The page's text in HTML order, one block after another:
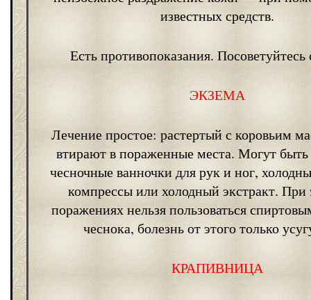
известных средств.
Есть противопоказания.
ЭКЗЕМА
Лечение простое: растертый с коровьим
втирают в пораженные места. Могут
чесночные ванночки для рук и ног,
компрессы или холодный экстракт. При
поражениях нельзя пользоваться
чеснока, болезнь от этого только
КРАПИВНИЦА